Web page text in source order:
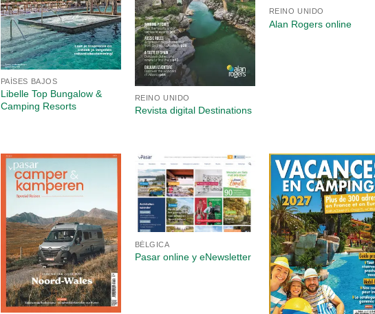
PAÍSES BAJOS
Libelle Top Bungalow &
Camping Resorts
REINO UNIDO
Revista digital Destinations
REINO UNIDO
Alan Rogers online
BÉLGICA
Pasar online y eNewsletter